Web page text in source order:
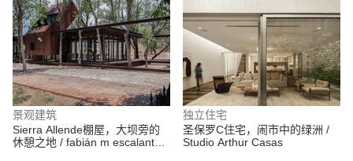
景观建筑
Sierra Allende棚屋，大坝旁的
休憩之地 / fabián m escalante h
独立住宅
圣保罗C住宅，闹市中的绿洲 /
Studio Arthur Casas